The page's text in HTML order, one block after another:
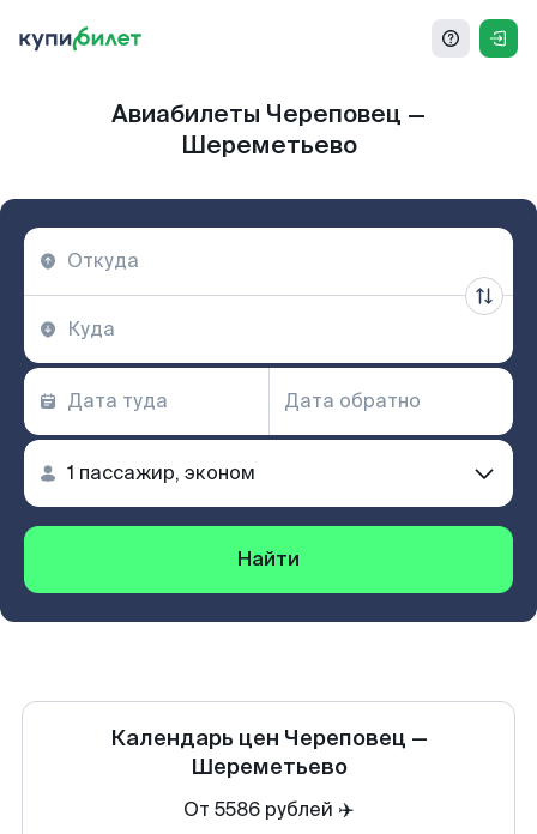
Авиабилеты Череповец —
Шереметьево
Найти
Календарь цен Череповец —
Шереметьево
От 5586 рублей ✈️